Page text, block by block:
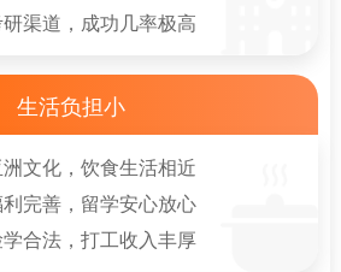
渠道，成功几率极高
生活负担小
文化，饮食生活相近
完善，留学安心放心
合法，打工收入丰厚